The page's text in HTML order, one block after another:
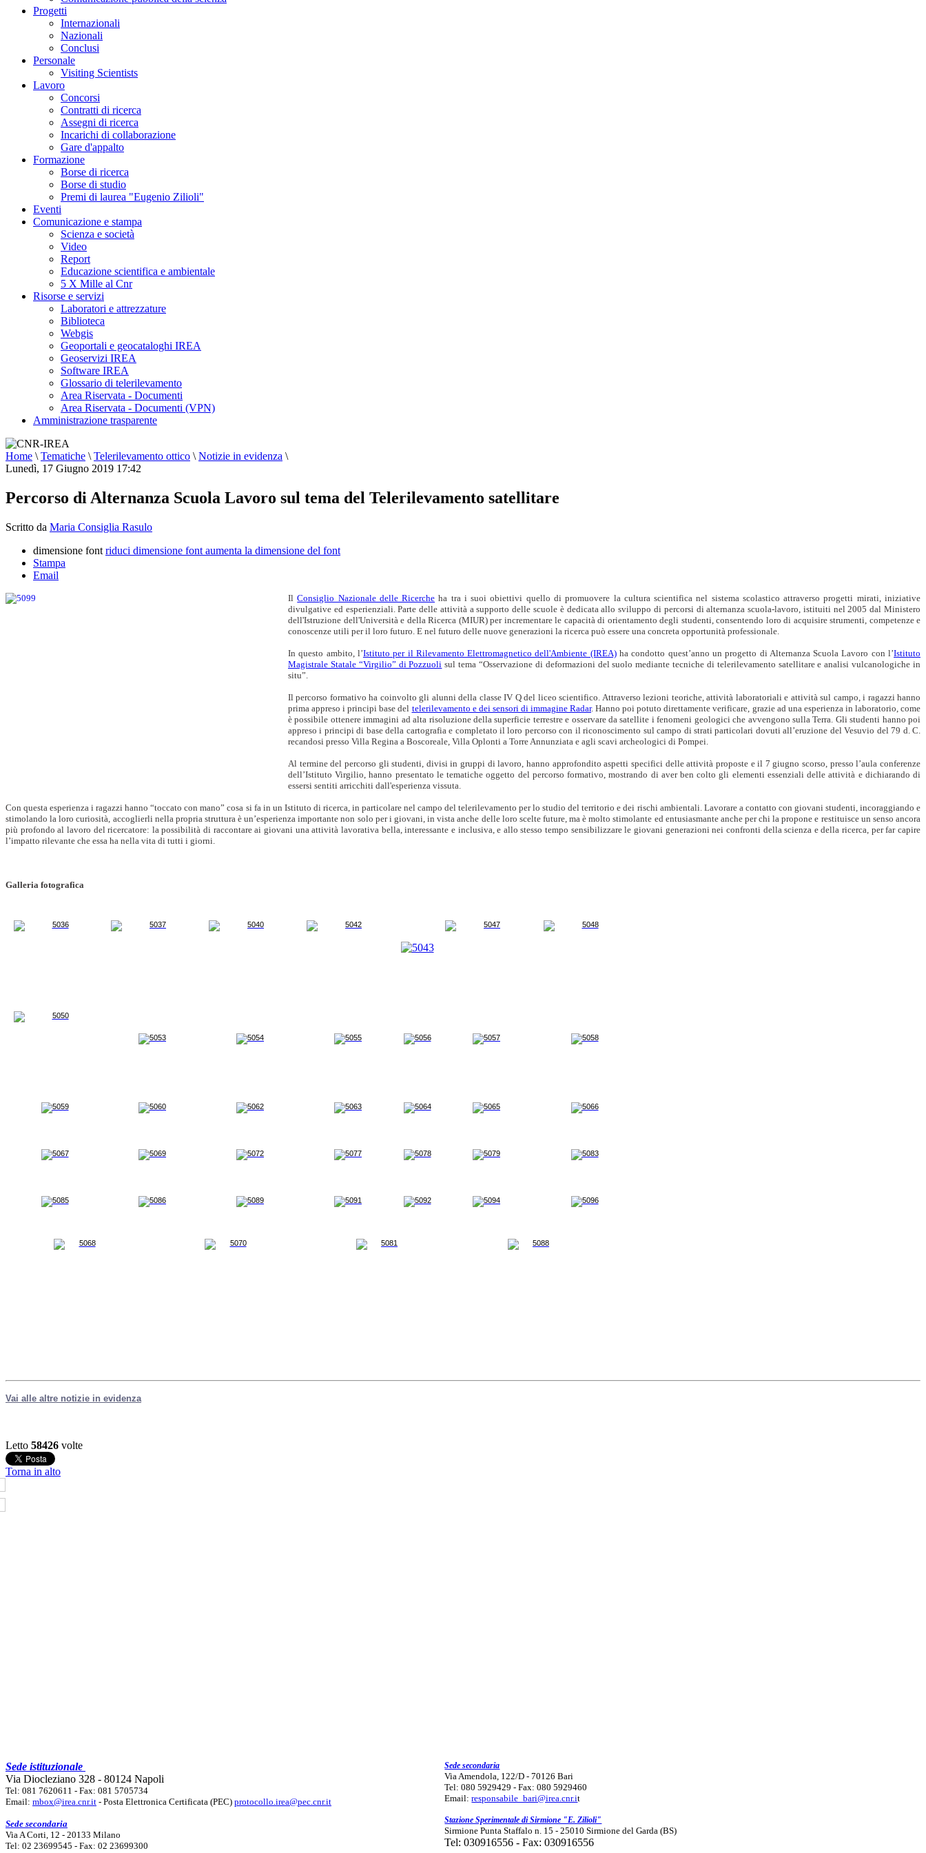
Progetti
Internazionali
Nazionali
Conclusi
Personale
Visiting Scientists
Lavoro
Concorsi
Contratti di ricerca
Assegni di ricerca
Incarichi di collaborazione
Gare d'appalto
Formazione
Borse di ricerca
Borse di studio
Premi di laurea "Eugenio Zilioli"
Eventi
Comunicazione e stampa
Scienza e società
Video
Report
Educazione scientifica e ambientale
5 X Mille al Cnr
Risorse e servizi
Laboratori e attrezzature
Biblioteca
Webgis
Geoportali e geocataloghi IREA
Geoservizi IREA
Software IREA
Glossario di telerilevamento
Area Riservata - Documenti
Area Riservata - Documenti (VPN)
Amministrazione trasparente
Home \ Tematiche \ Telerilevamento ottico \ Notizie in evidenza \
Lunedì, 17 Giugno 2019 17:42
Percorso di Alternanza Scuola Lavoro sul tema del Telerilevamento satellitare
Scritto da Maria Consiglia Rasulo
dimensione font riduci dimensione font aumenta la dimensione del font
Stampa
Email
IlConsiglio Nazionale delle Ricerche ha tra i suoi obiettivi quello di promuovere la cultura scientifica nel sistema scolastico attraverso progetti mirati, iniziative
divulgative ed esperienziali. Parte delle attività a supporto delle scuole è dedicata allo sviluppo di percorsi di alternanza scuola-lavoro, istituiti nel 2005 dal Ministero
dell'Istruzione dell'Università e della Ricerca (MIUR) per incrementare le capacità di orientamento degli studenti, consentendo loro di acquisire strumenti, competenze e
conoscenze utili per il loro futuro. E nel futuro delle nuove generazioni la ricerca può essere una concreta opportunità professionale.
In questo ambito, l’Istituto per il Rilevamento Elettromagnetico dell'Ambiente (IREA)ha condotto quest’anno un progetto di Alternanza Scuola Lavoro con l’Istituto
Magistrale Statale “Virgilio” di Pozzuoli sul tema “Osservazione di deformazioni del suolo mediante tecniche di telerilevamento satellitare e analisi vulcanologiche in
situ”.
Il percorso formativo ha coinvolto gli alunni della classe IV Q del liceo scientifico. Attraverso lezioni teoriche, attività laboratoriali e attività sul campo, i ragazzi hanno
prima appreso i principi base del telerilevamento e dei sensori di immagine Radar. Hanno poi potuto direttamente verificare, grazie ad una esperienza in laboratorio, come
è possibile ottenere immagini ad alta risoluzione della superficie terrestre e osservare da satellite i fenomeni geologici che avvengono sulla Terra. Gli studenti hanno poi
appreso i principi di base della cartografia e completato il loro percorso con il riconoscimento sul campo di strati particolari dovuti all’eruzione del Vesuvio del 79 d. C.
recandosi presso Villa Regina a Boscoreale, Villa Oplonti a Torre Annunziata e agli scavi archeologici di Pompei.
Al termine del percorso gli studenti, divisi in gruppi di lavoro, hanno approfondito aspetti specifici delle attività proposte e il 7 giugno scorso, presso l’aula conferenze
dell’Istituto Virgilio, hanno presentato le tematiche oggetto del percorso formativo, mostrando di aver ben colto gli elementi essenziali delle attività e dichiarando di
essersi sentiti arricchiti dall'esperienza vissuta.
Con questa esperienza i ragazzi hanno “toccato con mano” cosa si fa in un Istituto di ricerca, in particolare nel campo del telerilevamento per lo studio del territorio e dei rischi ambientali. Lavorare a contatto con giovani studenti, incoraggiando e
stimolando la loro curiosità, accoglierli nella propria struttura è un’esperienza importante non solo per i giovani, in vista anche delle loro scelte future, ma è molto stimolante ed entusiasmante anche per chi la propone e restituisce un senso ancora
più profondo al lavoro del ricercatore: la possibilità di raccontare ai giovani una attività lavorativa bella, interessante e inclusiva, e allo stesso tempo sensibilizzare le giovani generazioni nei confronti della scienza e della ricerca, per far capire
l’impatto rilevante che essa ha nella vita di tutti i giorni.
Galleria fotografica
Vai alle altre notizie in evidenza
Letto 58426 volte
Torna in alto
Sede istituzionale
Via Diocleziano 328 - 80124 Napoli
Tel: 081 7620611 - Fax: 081 5705734
Email: mbox@irea.cnr.it - Posta Elettronica Certificata (PEC) protocollo.irea@pec.cnr.it
Sede secondaria
Via A Corti, 12 - 20133 Milano
Tel: 02 23699545 - Fax: 02 23699300
Sede secondaria
Via Amendola, 122/D - 70126 Bari
Tel: 080 5929429 - Fax: 080 5929460
Email:responsabile_bari@irea.cnr.it
Stazione Sperimentale di Sirmione "E. Zilioli"
Sirmione Punta Staffalo n. 15 - 25010 Sirmione del Garda (BS)
Tel: 030916556 - Fax: 030916556